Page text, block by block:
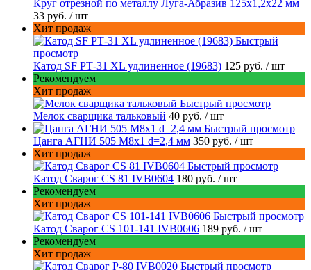
Круг отрезной по металлу Луга-Абразив 125x1,2x22 мм
33 руб. / шт
Хит продаж
Быстрый
просмотр
Катод SF РТ-31 XL удлиненное (19683) 125 руб. / шт
Рекомендуем
Хит продаж
Быстрый просмотр
Мелок сварщика тальковый 40 руб. / шт
Быстрый просмотр
Цанга АГНИ 505 М8х1 d=2,4 мм 350 руб. / шт
Хит продаж
Быстрый просмотр
Катод Сварог CS 81 IVB0604 180 руб. / шт
Рекомендуем
Хит продаж
Быстрый просмотр
Катод Сварог CS 101-141 IVB0606 189 руб. / шт
Рекомендуем
Хит продаж
Быстрый просмотр